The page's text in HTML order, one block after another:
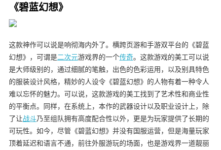
《碧蓝幻想》
这款神作可以说是响彻海内外了。横跨页游和手游双平台的《碧蓝
幻想》，可谓是二次元游戏界的一个传奇。这款游戏的美工可以说
是大师级别的，通过细腻的笔触，出色的色彩运用，以及别具特色
的服装设计风格，精妙的人设令《碧蓝幻想》的人物有着一种令人
难以忘怀的魅力。可以说，这款游戏的美工找到了艺术性和商业性
的平衡点。同样，在系统上，本作的武器设计以及职业设计上，除
了让战斗乃至组队拥有高度配合性以外，更是为玩家提供了长期的
可玩性。如今，尽管《碧蓝幻想》并没有国服运营，但是海量玩家
顶着延迟和语言不通，前往外服游玩的场面，也是游戏界一道靓丽